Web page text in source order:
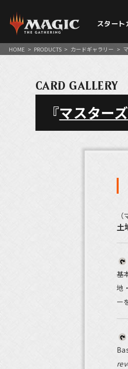
スタート
HOME > PRODUCTS > カードギャラリー >
CARD GALLERY
『マスター
土
基
地
ー